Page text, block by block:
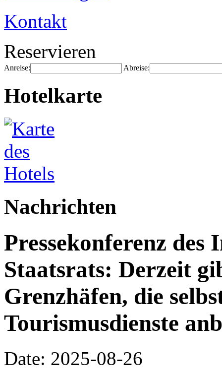
Kontakt
Reservieren
Anreise: Abreise:
Hotelkarte
Nachrichten
Pressekonferenz des
Staatsrats: Derzeit
Grenzhäfen, die
Tourismusdienste
Date: 2025-08-26